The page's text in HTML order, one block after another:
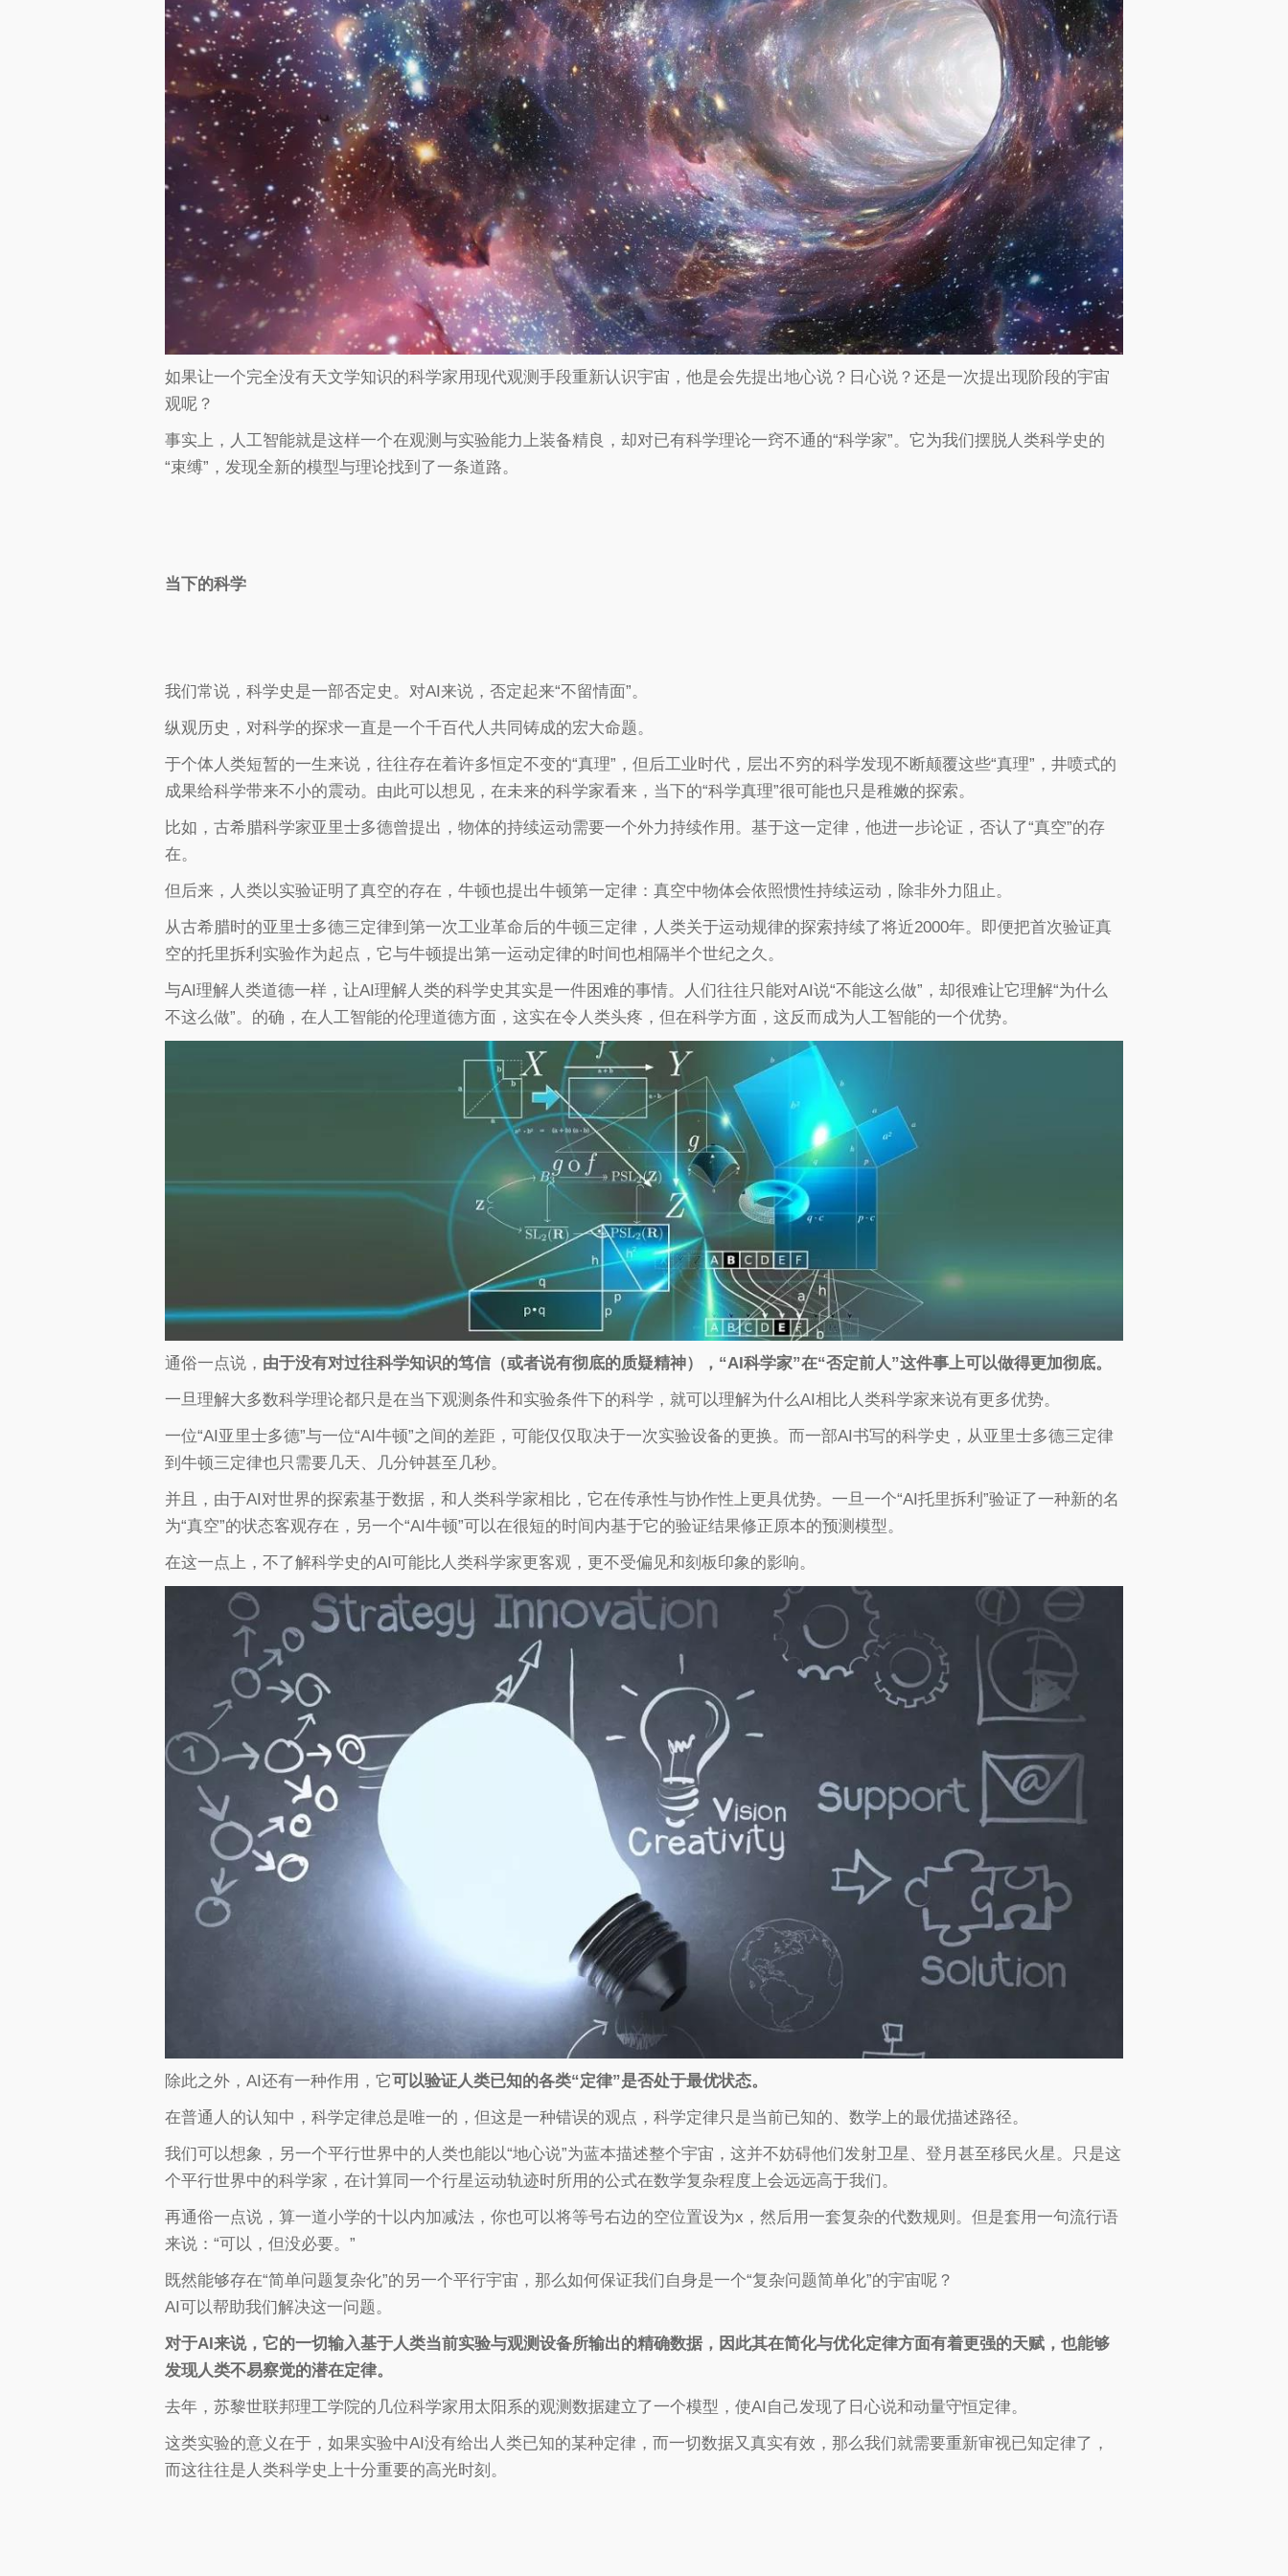
如果让一个完全没有天文学知识的科学家用现代观测手段重新认识宇宙，他是会先提出地心说？日心说？还是一次提出现阶段的宇宙
观呢？
事实上，人工智能就是这样一个在观测与实验能力上装备精良，却对已有科学理论一窍不通的“科学家”。它为我们摆脱人类科学史的
“束缚”，发现全新的模型与理论找到了一条道路。
当下的科学
我们常说，科学史是一部否定史。对AI来说，否定起来“不留情面”。
纵观历史，对科学的探求一直是一个千百代人共同铸成的宏大命题。
于个体人类短暂的一生来说，往往存在着许多恒定不变的“真理”，但后工业时代，层出不穷的科学发现不断颠覆这些“真理”，井喷式的
成果给科学带来不小的震动。由此可以想见，在未来的科学家看来，当下的“科学真理”很可能也只是稚嫩的探索。
比如，古希腊科学家亚里士多德曾提出，物体的持续运动需要一个外力持续作用。基于这一定律，他进一步论证，否认了“真空”的存
在。
但后来，人类以实验证明了真空的存在，牛顿也提出牛顿第一定律：真空中物体会依照惯性持续运动，除非外力阻止。
从古希腊时的亚里士多德三定律到第一次工业革命后的牛顿三定律，人类关于运动规律的探索持续了将近2000年。即便把首次验证真
空的托里拆利实验作为起点，它与牛顿提出第一运动定律的时间也相隔半个世纪之久。
与AI理解人类道德一样，让AI理解人类的科学史其实是一件困难的事情。人们往往只能对AI说“不能这么做”，却很难让它理解“为什么
不这么做”。的确，在人工智能的伦理道德方面，这实在令人类头疼，但在科学方面，这反而成为人工智能的一个优势。
通俗一点说， 由于没有对过往科学知识的笃信（或者说有彻底的质疑精神），“AI科学家”在“否定前人”这件事上可以做得更加彻底。
一旦理解大多数科学理论都只是在当下观测条件和实验条件下的科学，就可以理解为什么AI相比人类科学家来说有更多优势。
一位“AI亚里士多德”与一位“AI牛顿”之间的差距，可能仅仅取决于一次实验设备的更换。而一部AI书写的科学史，从亚里士多德三定律
到牛顿三定律也只需要几天、几分钟甚至几秒。
并且，由于AI对世界的探索基于数据，和人类科学家相比，它在传承性与协作性上更具优势。一旦一个“AI托里拆利”验证了一种新的名
为“真空”的状态客观存在，另一个“AI牛顿”可以在很短的时间内基于它的验证结果修正原本的预测模型。
在这一点上，不了解科学史的AI可能比人类科学家更客观，更不受偏见和刻板印象的影响。
除此之外，AI还有一种作用，它 可以验证人类已知的各类“定律”是否处于最优状态。
在普通人的认知中，科学定律总是唯一的，但这是一种错误的观点，科学定律只是当前已知的、数学上的最优描述路径。
我们可以想象，另一个平行世界中的人类也能以“地心说”为蓝本描述整个宇宙，这并不妨碍他们发射卫星、登月甚至移民火星。只是这
个平行世界中的科学家，在计算同一个行星运动轨迹时所用的公式在数学复杂程度上会远远高于我们。
再通俗一点说，算一道小学的十以内加减法，你也可以将等号右边的空位置设为x，然后用一套复杂的代数规则。但是套用一句流行语
来说：“可以，但没必要。”
既然能够存在“简单问题复杂化”的另一个平行宇宙，那么如何保证我们自身是一个“复杂问题简单化”的宇宙呢？
AI可以帮助我们解决这一问题。
对于AI来说，它的一切输入基于人类当前实验与观测设备所输出的精确数据，因此其在简化与优化定律方面有着更强的天赋，也能够
发现人类不易察觉的潜在定律。
去年，苏黎世联邦理工学院的几位科学家用太阳系的观测数据建立了一个模型，使AI自己发现了日心说和动量守恒定律。
这类实验的意义在于，如果实验中AI没有给出人类已知的某种定律，而一切数据又真实有效，那么我们就需要重新审视已知定律了，
而这往往是人类科学史上十分重要的高光时刻。